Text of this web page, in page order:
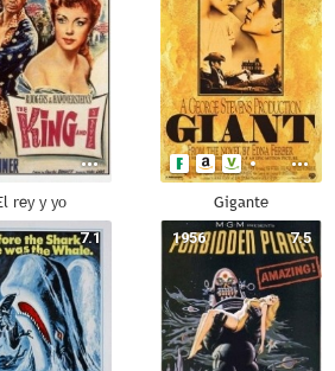
rey y yo Gigante
7.1 7.5
1956